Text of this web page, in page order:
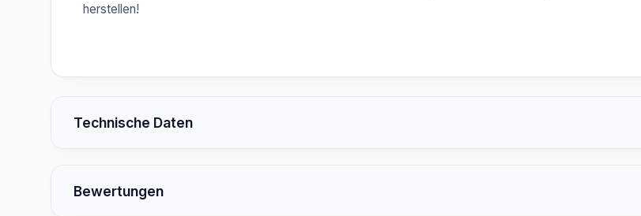
herstellen!
Technische Daten
Bewertungen